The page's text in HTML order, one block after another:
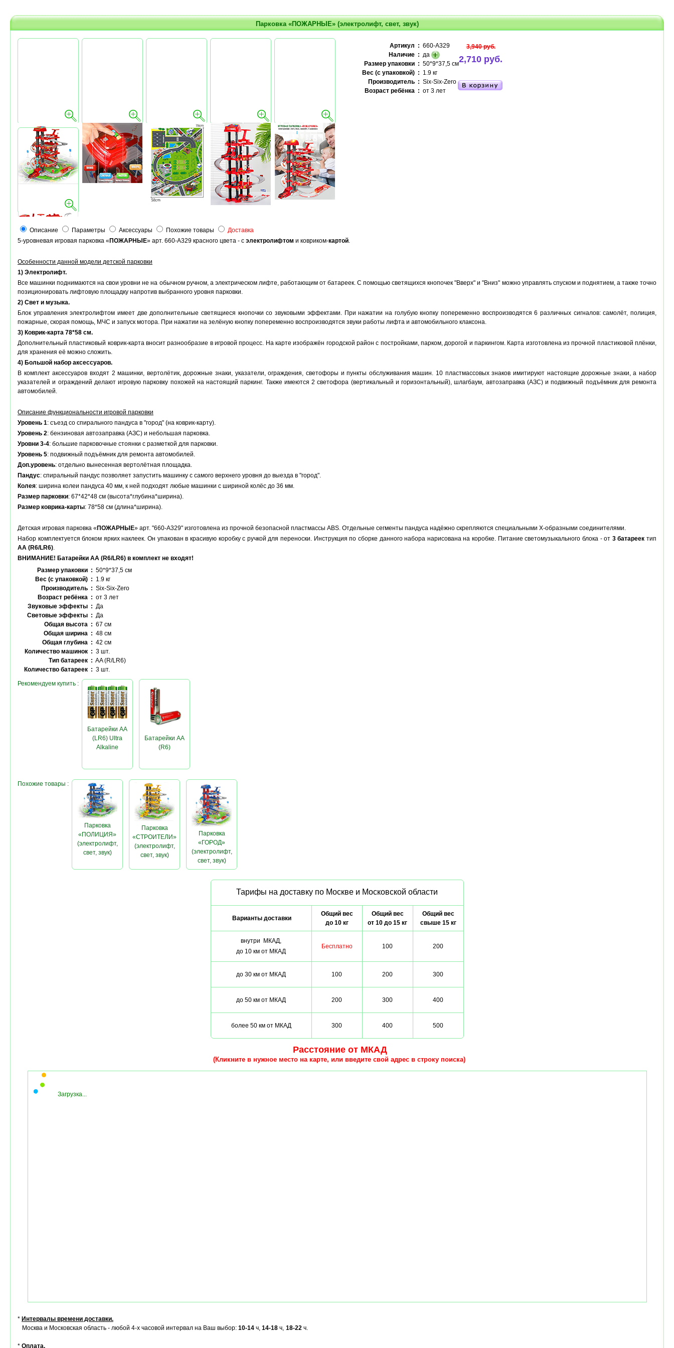
Парковка «ПОЖАРНЫЕ» (электролифт, свет, звук)
Артикул : 660-A329
Наличие : да
Размер упаковки : 50*9*37,5 см
Вес (с упаковкой) : 1.9 кг
Производитель : Six-Six-Zero
Возраст ребёнка : от 3 лет
3,940 руб.
2,710 руб.
Описание Параметры Аксессуары Похожие товары
Доставка
5-уровневая игровая парковка « ПОЖАРНЫЕ» арт. 660-A329 красного цвета - с электролифтом и ковриком-картой.
Особенности данной модели детской парковки
1) Электролифт.
Все машинки поднимаются на свои уровни не на обычном ручном, а электрическом лифте, работающим от батареек. С помощью светящихся кнопочек "Вверх" и "Вниз" можно управлять спуском и поднятием, а также точно
позиционировать лифтовую площадку напротив выбранного уровня парковки.
2) Свет и музыка.
Блок управления электролифтом имеет две дополнительные светящиеся кнопочки со звуковыми эффектами. При нажатии на голубую кнопку попеременно воспроизводятся 6 различных сигналов: самолёт, полиция,
пожарные, скорая помощь, МЧС и запуск мотора. При нажатии на зелёную кнопку попеременно воспроизводятся звуки работы лифта и автомобильного клаксона.
3) Коврик-карта 78*58 см.
Дополнительный пластиковый коврик-карта вносит разнообразие в игровой процесс. На карте изображён городской район с постройками, парком, дорогой и паркингом. Карта изготовлена из прочной пластиковой плёнки,
для хранения её можно сложить.
4) Большой набор аксессуаров.
В комплект аксессуаров входят 2 машинки, вертолётик, дорожные знаки, указатели, ограждения, светофоры и пункты обслуживания машин. 10 пластмассовых знаков имитируют настоящие дорожные знаки, а набор
указателей и ограждений делают игровую парковку похожей на настоящий паркинг. Также имеются 2 светофора (вертикальный и горизонтальный), шлагбаум, автозаправка (АЗС) и подвижный подъёмник для ремонта
автомобилей.
Описание функциональности игровой парковки
Уровень 1: съезд со спирального пандуса в "город" (на коврик-карту).
Уровень 2: бензиновая автозаправка (АЗС) и небольшая парковка.
Уровни 3-4: большие парковочные стоянки с разметкой для парковки.
Уровень 5: подвижный подъёмник для ремонта автомобилей.
Доп.уровень: отдельно вынесенная вертолётная площадка.
Пандус: спиральный пандус позволяет запустить машинку с самого верхнего уровня до выезда в "город".
Колея: ширина колеи пандуса 40 мм, к ней подходят любые машинки с шириной колёс до 36 мм.
Размер парковки: 67*42*48 см (высота*глубина*ширина).
Размер коврика-карты: 78*58 см (длина*ширина).
Детская игровая парковка « ПОЖАРНЫЕ» арт. "660-A329" изготовлена из прочной безопасной пластмассы ABS. Отдельные сегменты пандуса надёжно скрепляются специальными Х-образными соединителями.
Набор комплектуется блоком ярких наклеек. Он упакован в красивую коробку с ручкой для переноски. Инструкция по сборке данного набора нарисована на коробке. Питание светомузыкального блока - от 3 батареек тип
AA (R6/LR6).
ВНИМАНИЕ! Батарейки АА (R6/LR6) в комплект не входят!
Размер упаковки : 50*9*37,5 см
Вес (с упаковкой) : 1.9 кг
Производитель : Six-Six-Zero
Возраст ребёнка : от 3 лет
Звуковые эффекты : Да
Световые эффекты : Да
Общая высота : 67 см
Общая ширина : 48 см
Общая глубина : 42 см
Количество машинок : 3 шт.
Тип батареек : AA (R/LR6)
Количество батареек : 3 шт.
Рекомендуем купить :
Батарейки AA
(LR6) Ultra
Alkaline
Батарейки AA
(R6)
Похожие товары :
Парковка
«ПОЛИЦИЯ»
(электролифт,
свет, звук)
Парковка
«СТРОИТЕЛИ»
(электролифт,
свет, звук)
Парковка
«ГОРОД»
(электролифт,
свет, звук)
Тарифы на доставку по Москве и Московской области
Варианты доставки
Общий вес
до 10 кг
Общий вес
от 10 до 15 кг
Общий вес
свыше 15 кг
внутри МКАД,
до 10 км от МКАД
Бесплатно 100 200
до 30 км от МКАД 100 200 300
до 50 км от МКАД 200 300 400
более 50 км от МКАД 300 400 500
Расстояние от МКАД
(Кликните в нужное место на карте, или введите свой адрес в строку поиска)
Загрузка...
* Интервалы времени доставки.
Москва и Московская область - любой 4-х часовой интервал на Ваш выбор: 10-14 ч, 14-18 ч, 18-22 ч.
* Оплата.